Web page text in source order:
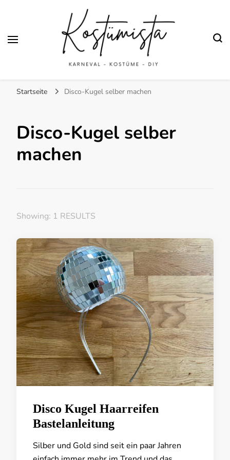
Karneval, Fasching und
Startseite Disco-Kugel selber machen
Disco-Kugel selber
machen
Showing: 1 RESULTS
Disco Kugel Haarreifen
Bastelanleitung
Silber und Gold sind seit ein paar Jahren